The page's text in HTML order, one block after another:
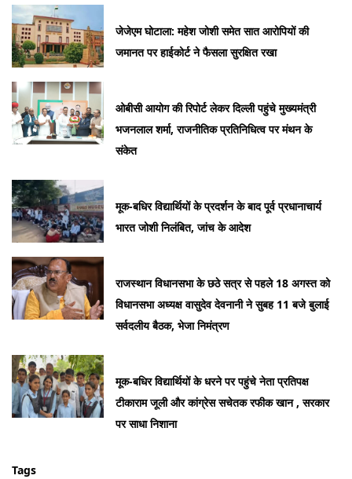
जेजेएम घोटाला: महेश जोशी समेत सात आरोपियों की
जमानत पर हाईकोर्ट ने फैसला सुरक्षित रखा
ओबीसी आयोग की रिपोर्ट लेकर दिल्ली पहुंचे मुख्यमंत्री
भजनलाल शर्मा, राजनीतिक प्रतिनिधित्व पर मंथन के
संकेत
मूक-बधिर विद्यार्थियों के प्रदर्शन के बाद पूर्व प्रधानाचार्य
भारत जोशी निलंबित, जांच के आदेश
राजस्थान विधानसभा के छठे सत्र से पहले 18 अगस्त को
विधानसभा अध्यक्ष वासुदेव देवनानी ने सुबह 11 बजे बुलाई
सर्वदलीय बैठक, भेजा निमंत्रण
मूक-बधिर विद्यार्थियों के धरने पर पहुंचे नेता प्रतिपक्ष
टीकाराम जूली और कांग्रेस सचेतक रफीक खान , सरकार
पर साधा निशाना
Tags